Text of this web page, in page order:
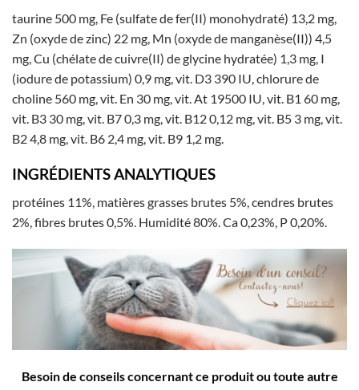
taurine 500 mg, Fe (sulfate de fer(II) monohydraté) 13,2 mg,
Zn (oxyde de zinc) 22 mg, Mn (oxyde de manganèse(II)) 4,5
mg, Cu (chélate de cuivre(II) de glycine hydratée) 1,3 mg, I
(iodure de potassium) 0,9 mg, vit. D3 390 IU, chlorure de
choline 560 mg, vit. En 30 mg, vit. At 19500 IU, vit. B1 60 mg,
vit. B3 30 mg, vit. B7 0,3 mg, vit. B12 0,12 mg, vit. B5 3 mg, vit.
B2 4,8 mg, vit. B6 2,4 mg, vit. B9 1,2 mg.
INGRÉDIENTS ANALYTIQUES
protéines 11%, matières grasses brutes 5%, cendres brutes
2%, fibres brutes 0,5%. Humidité 80%. Ca 0,23%, P 0,20%.
Besoin de conseils concernant ce produit ou toute autre